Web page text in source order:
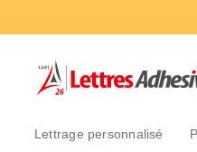
lettrage personnalisé